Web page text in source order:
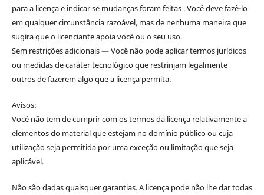
para a licença e indicar se mudanças foram feitas . Você deve fazê-lo
em qualquer circunstância razoável, mas de nenhuma maneira que
sugira que o licenciante apoia você ou o seu uso.
Sem restrições adicionais — Você não pode aplicar termos jurídicos
ou medidas de caráter tecnológico que restrinjam legalmente
outros de fazerem algo que a licença permita.
Avisos:
Você não tem de cumprir com os termos da licença relativamente a
elementos do material que estejam no domínio público ou cuja
utilização seja permitida por uma exceção ou limitação que seja
aplicável.
Não são dadas quaisquer garantias. A licença pode não lhe dar todas